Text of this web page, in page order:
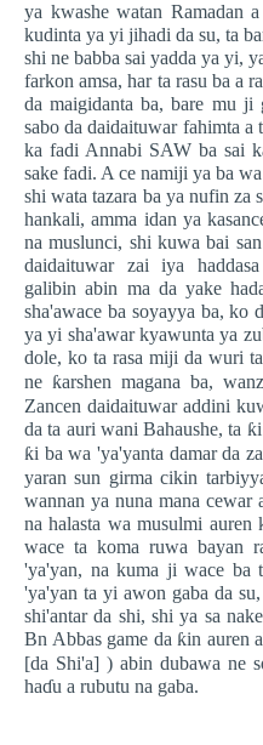
ya kwashe watan Ramadan
kudinta ya yi jihadi da su, ta
shi ne babba sai yadda ya yi,
farkon amsa, har ta rasu ba a
da maigidanta ba, bare mu
sabo da daidaituwar fahimta a
ka fadi Annabi SAW ba sai
sake fadi. A ce namiji ya ba
shi wata tazara ba ya nufin za
hankali, amma idan ya
na muslunci, shi kuwa bai
daidaituwar zai iya
galibin abin ma da yake
sha'awace ba soyayya ba, ko
ya yi sha'awar kyawunta ya
dole, ko ta rasa miji da wuri
ne ƙarshen magana ba,
Zancen daidaituwar addini
da ta auri wani Bahaushe, ta ƙi
ƙi ba wa 'ya'yanta damar da
yaran sun girma cikin
wannan ya nuna mana
na halasta wa musulmi auren
wace ta koma ruwa bayan
'ya'yan, na kuma ji wace ba
'ya'yan ta yi awon gaba da
shi'antar da shi, shi ya sa
Bn Abbas game da ƙin auren
[da Shi'a] ) abin dubawa ne
haɗu a rubutu na gaba.